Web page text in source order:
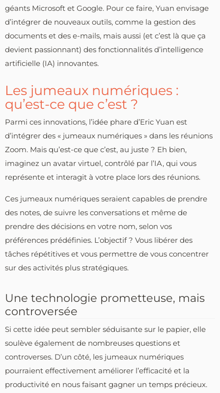
géants Microsoft et Google. Pour ce faire, Yuan envisage
d’intégrer de nouveaux outils, comme la gestion des
documents et des e-mails, mais aussi (et c’est là que ça
devient passionnant) des fonctionnalités d’intelligence
artificielle (IA) innovantes.
Les jumeaux numériques :
qu’est-ce que c’est ?
Parmi ces innovations, l’idée phare d’Eric Yuan est
d’intégrer des « jumeaux numériques » dans les réunions
Zoom. Mais qu’est-ce que c’est, au juste ? Eh bien,
imaginez un avatar virtuel, contrôlé par l’IA, qui vous
représente et interagit à votre place lors des réunions.
Ces jumeaux numériques seraient capables de prendre
des notes, de suivre les conversations et même de
prendre des décisions en votre nom, selon vos
préférences prédéfinies. L’objectif ? Vous libérer des
tâches répétitives et vous permettre de vous concentrer
sur des activités plus stratégiques.
Une technologie prometteuse, mais
controversée
Si cette idée peut sembler séduisante sur le papier, elle
soulève également de nombreuses questions et
controverses. D’un côté, les jumeaux numériques
pourraient effectivement améliorer l’efficacité et la
productivité en nous faisant gagner un temps précieux.